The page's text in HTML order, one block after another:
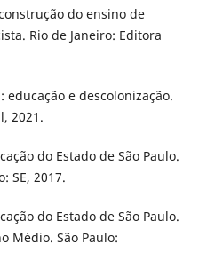
do ensino de
Rio de Janeiro: Editora
educação e descolonização.
2021.
do Estado de São Paulo.
SE, 2017.
do Estado de São Paulo.
Médio. São Paulo: